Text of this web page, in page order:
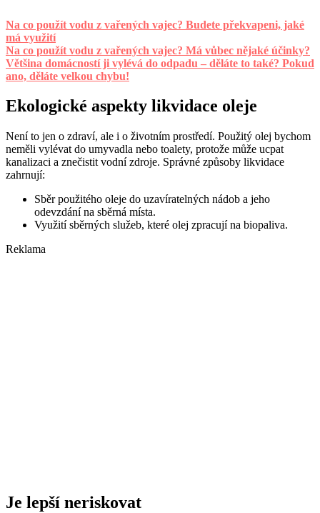
Na co použít vodu z vařených vajec? Budete překvapeni, jaké
má využití
Na co použít vodu z vařených vajec? Má vůbec nějaké účinky?
Většina domácností ji vylévá do odpadu – děláte to také? Pokud
ano, děláte velkou chybu!
Ekologické aspekty likvidace oleje
Není to jen o zdraví, ale i o životním prostředí. Použitý olej bychom
neměli vylévat do umyvadla nebo toalety, protože může ucpat
kanalizaci a znečistit vodní zdroje. Správné způsoby likvidace
zahrnují:
Sběr použitého oleje do uzavíratelných nádob a jeho
odevzdání na sběrná místa.
Využití sběrných služeb, které olej zpracují na biopaliva.
Reklama
Je lepší neriskovat